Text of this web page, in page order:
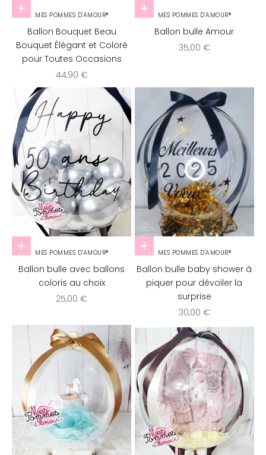
Ajouter au panier
MES POMMES D'AMOUR®
Ballon Bouquet Beau
Bouquet Élégant et Coloré
pour Toutes Occasions
Prix de vente
44,90 €
Ajouter au panier
MES POMMES D'AMOUR®
Ballon bulle Amour
Prix de vente
35,00 €
Ajouter au panier
MES POMMES D'AMOUR®
Ballon bulle avec ballons
coloris au choix
Prix de vente
25,00 €
Ajouter au panier
MES POMMES D'AMOUR®
Ballon bulle baby shower à
piquer pour dévoiler la
surprise
Prix de vente
30,00 €